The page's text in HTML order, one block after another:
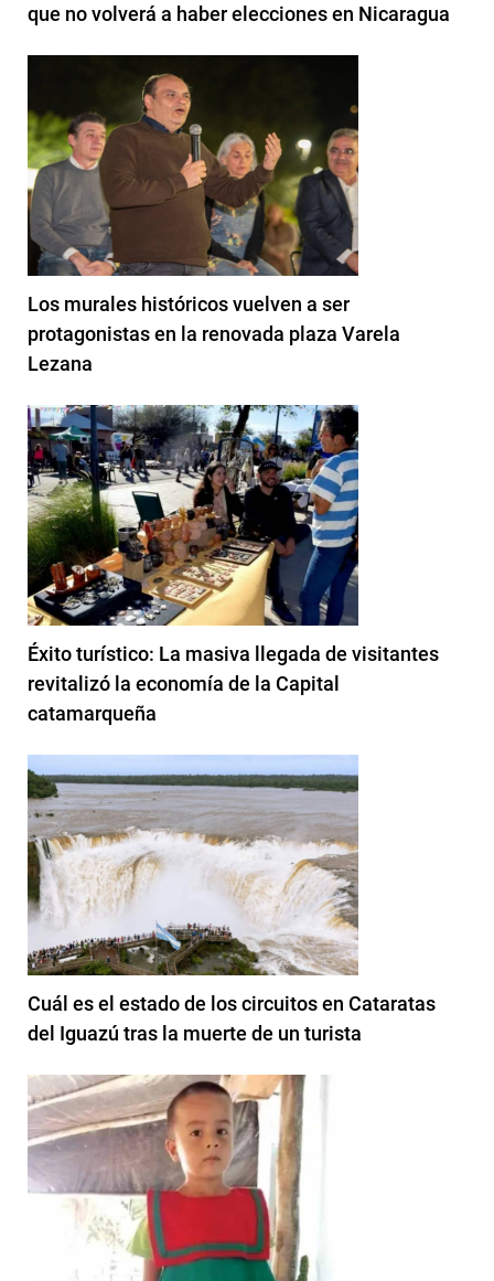
que no volverá a haber elecciones en Nicaragua
Los murales históricos vuelven a ser
protagonistas en la renovada plaza Varela
Lezana
Éxito turístico: La masiva llegada de visitantes
revitalizó la economía de la Capital
catamarqueña
Cuál es el estado de los circuitos en Cataratas
del Iguazú tras la muerte de un turista